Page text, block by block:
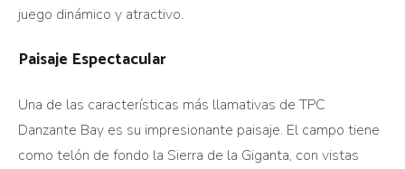
juego dinámico y atractivo.
Paisaje Espectacular
Una de las características más llamativas de TPC
Danzante Bay es su impresionante paisaje. El campo tiene
como telón de fondo la Sierra de la Giganta, con vistas